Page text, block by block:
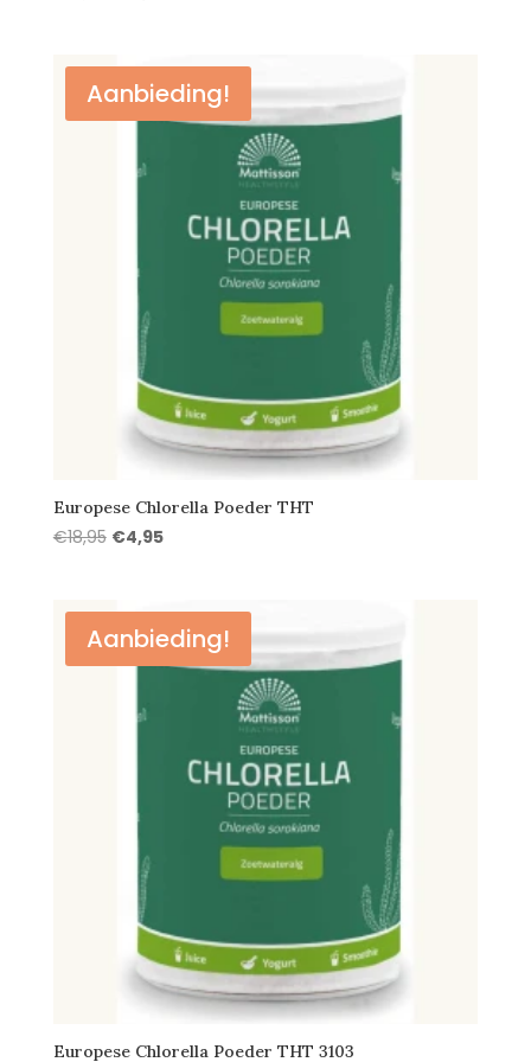
€18,95.€15,50.
Aanbieding!
Europese Chlorella Poeder THT
€18,95 Oorspronkelijke
€18,95.
€4,95Huidige
€4,95.
Aanbieding!
Europese Chlorella Poeder THT 3103